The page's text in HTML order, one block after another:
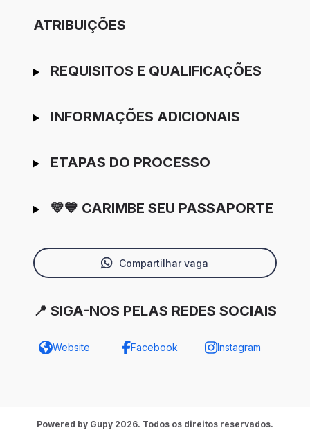
ATRIBUIÇÕES
REQUISITOS E QUALIFICAÇÕES
INFORMAÇÕES ADICIONAIS
ETAPAS DO PROCESSO
💛💙 CARIMBE SEU PASSAPORTE
Compartilhar vaga
📍 SIGA-NOS PELAS REDES SOCIAIS
Website Facebook Instagram
Powered by Gupy 2026. Todos os direitos reservados.